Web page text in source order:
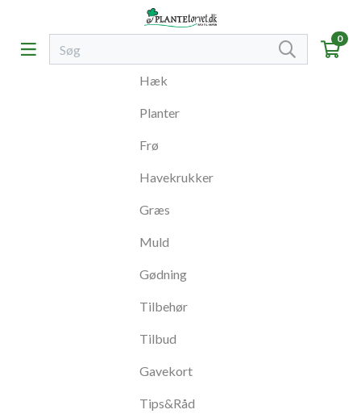
0
Hæk
Planter
Frø
Havekrukker
Græs
Muld
Gødning
Tilbehør
Tilbud
Gavekort
Tips&Råd